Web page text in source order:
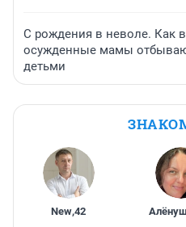
С рождения в неволе. Как
осужденные мамы
детьми
New,42